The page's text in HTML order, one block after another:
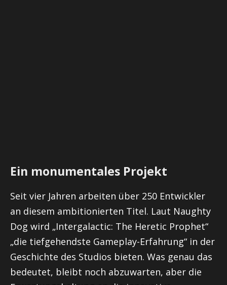
Ein monumentales Projekt
Seit vier Jahren arbeiten über 250 Entwickler
an diesem ambitionierten Titel. Laut Naughty
Dog wird „Intergalactic: The Heretic Prophet“
„die tiefgehendste Gameplay-Erfahrung“ in der
Geschichte des Studios bieten. Was genau das
bedeutet, bleibt noch abzuwarten, aber die